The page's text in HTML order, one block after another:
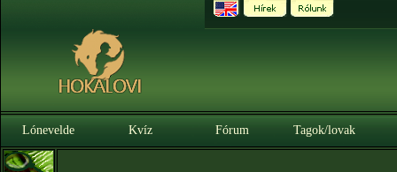
Lónevelde Kvíz Fórum Tagok/lovak